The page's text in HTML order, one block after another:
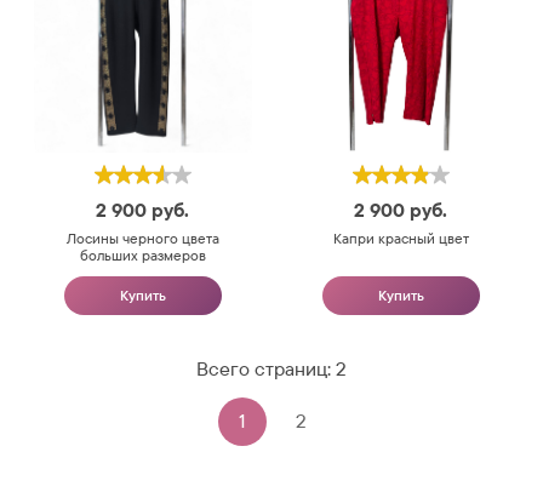
2 900 руб.
Лосины черного цвета
больших размеров
Купить
2 900 руб.
Капри красный цвет
Купить
Всего страниц:2
1 2